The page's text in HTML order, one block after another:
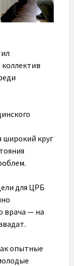
широкий круг
для ЦРБ
врача — на
опытные